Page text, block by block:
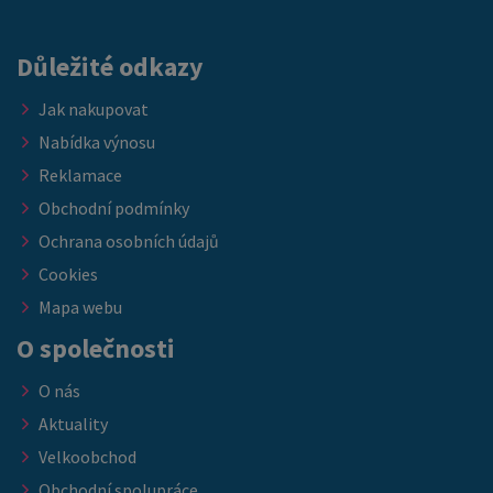
Důležité odkazy
Jak nakupovat
Nabídka výnosu
Reklamace
Obchodní podmínky
Ochrana osobních údajů
Cookies
Mapa webu
O společnosti
O nás
Aktuality
Velkoobchod